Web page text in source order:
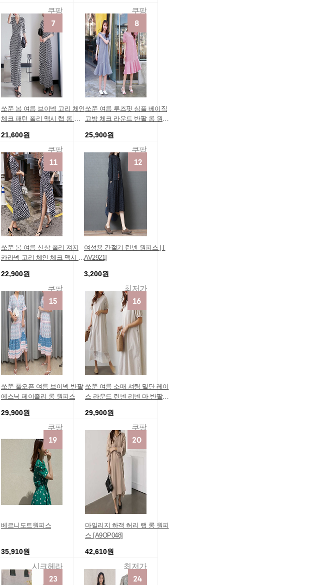
쿠팡 쿠팡
쏘쭌 봄 여름 브이넥 고리 체인
체크 패턴 폴리 맥시 랩 롱 원
21,600원
쿠팡
쏘쭌 여름 루즈핏 심플 베이직
고방 체크 라운드 반팔 롱 원피
25,900원
쿠팡
쏘쭌 봄 여름 신상 폴리 져지
카라넥 고리 체인 체크 맥시 롱
22,900원
쿠팡
여성용 간절기 린넨 원피스 [T
AV2921]
3,200원
최저가
쏘쭌 풀오픈 여름 브이넥 반팔
에스닉 페이즐리 롱 원피스
29,900원
쿠팡
쏘쭌 여름 소매 셔링 밑단 레이
스 라운드 린넨 리넨 마 반팔
29,900원
쿠팡
베르니도트원피스
35,910원
시크헤라
마일리지 하객 허리 랩 롱 원피
스 [A9OP048]
42,610원
최저가